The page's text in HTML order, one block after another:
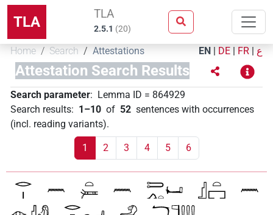
TLA TLA
2.5.1 (20)
Home Search Attestations EN | DE | FR | ع
Attestation Search Results
Search parameter: Lemma ID = 864929
Search results: 1–10 of 52 sentences with occurrences
(incl. reading variants).
1 2 3 4 5 6